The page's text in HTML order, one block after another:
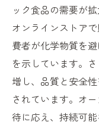
ック食品の需要が
オンラインストア
費者が化学物質を
を示しています。
増し、品質と安全
されています。オ
待に応え、持続可